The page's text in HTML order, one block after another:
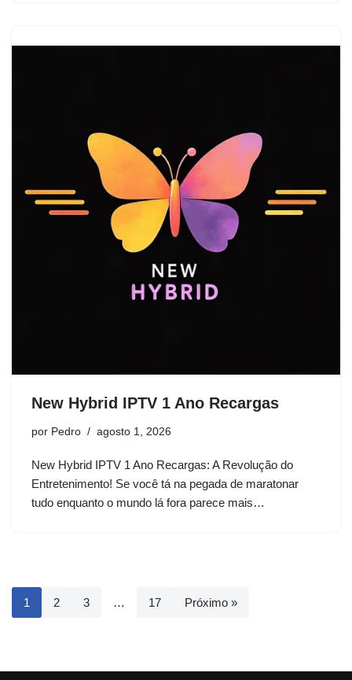
New Hybrid IPTV 1 Ano Recargas
por Pedro agosto 1, 2026
New Hybrid IPTV 1 Ano Recargas: A Revolução do
Entretenimento! Se você tá na pegada de maratonar
tudo enquanto o mundo lá fora parece mais…
1 2 3 … 17 Próximo »